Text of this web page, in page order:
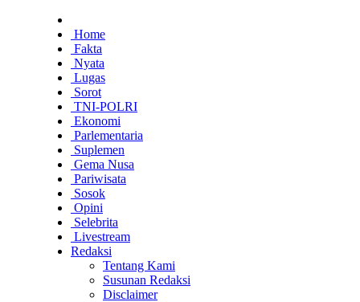
Home
Fakta
Nyata
Lugas
Sorot
TNI-POLRI
Ekonomi
Parlementaria
Suplemen
Gema Nusa
Pariwisata
Sosok
Opini
Selebrita
Livestream
Redaksi
Tentang Kami
Susunan Redaksi
Disclaimer